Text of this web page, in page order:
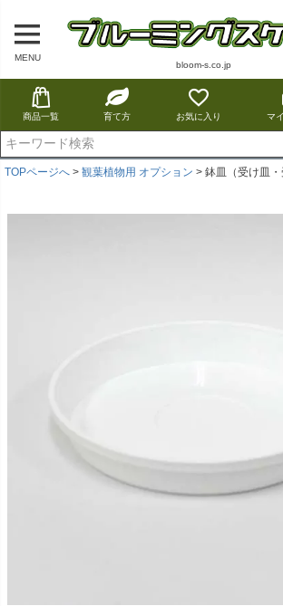
MENU
bloom-s.co.jp
商品一覧 育て方 お気に入り マ
TOPページへ 観葉植物用 オプション 鉢皿（受け皿